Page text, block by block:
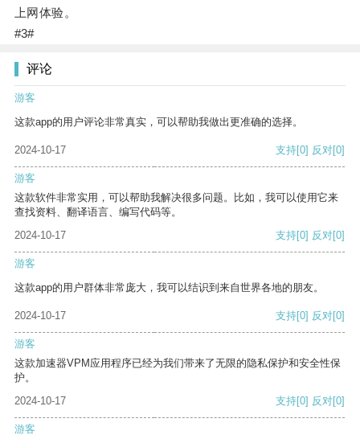
上网体验。
#3#
评论
游客
这款app的用户评论非常真实，可以帮助我做出更准确的选择。
2024-10-17 支持[0] 反对[0]
游客
这款软件非常实用，可以帮助我解决很多问题。比如，我可以使用它来
查找资料、翻译语言、编写代码等。
2024-10-17
支持[0] 反对[0]
游客
这款app的用户群体非常庞大，我可以结识到来自世界各地的朋友。
2024-10-17 支持[0] 反对[0]
游客
这款加速器VPM应用程序已经为我们带来了无限的隐私保护和安全性保
护。
2024-10-17
支持[0] 反对[0]
游客